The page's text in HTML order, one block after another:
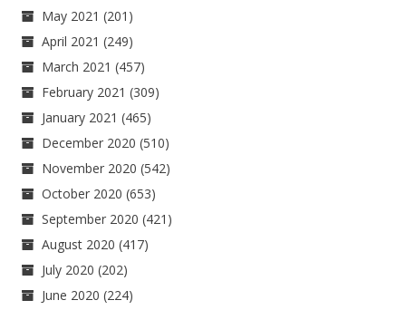
May 2021 (201)
April 2021 (249)
March 2021 (457)
February 2021 (309)
January 2021 (465)
December 2020 (510)
November 2020 (542)
October 2020 (653)
September 2020 (421)
August 2020 (417)
July 2020 (202)
June 2020 (224)